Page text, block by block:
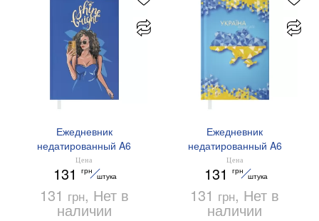
Ежедневник
недатированный A6
Buromax WOMEN
BM.2620-02 синий
Цена
131 грн
штука
131 грн, Нет в
наличии
Ежедневник
недатированный A6
Buromax UKRAINE
BM.2609-30 светло-синий
Цена
131 грн
штука
131 грн, Нет в
наличии